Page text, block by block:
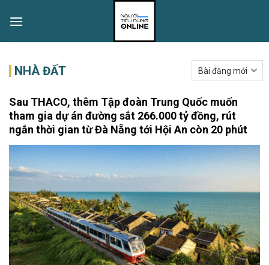
NHÀ ĐẤT
Sau THACO, thêm Tập đoàn Trung Quốc muốn
tham gia dự án đường sắt 266.000 tỷ đồng, rút
ngắn thời gian từ Đà Nẵng tới Hội An còn 20 phút